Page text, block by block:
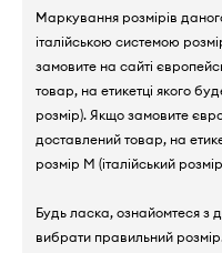
Маркування розмірів
італійською системою
замовите на сайті
товар, на етикетці якого
розмір). Якщо замовите
доставлений товар, на
розмір M (італійський
Будь ласка, ознайомтеся з
вибрати правильний